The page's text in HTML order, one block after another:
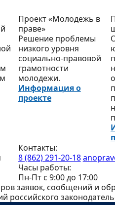
Проект «Молодежь в
праве»
Решение проблемы
низкого уровня
социально-правовой
грамотности
молодежи.
Информация о
проекте
Контакты:
8 (862) 291-20-18
Часы работы:
Пн-Пт с 9:00 до 17:00
заявок, сообщений и
российского